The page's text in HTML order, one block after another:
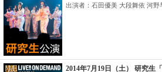
出演者：石田優美 大段舞依 河野
2014年7月19日（土） 研究生